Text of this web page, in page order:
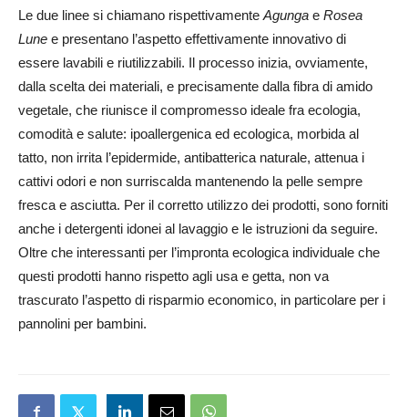
Le due linee si chiamano rispettivamente Agunga e Rosea
Lune e presentano l’aspetto effettivamente innovativo di
essere lavabili e riutilizzabili. Il processo inizia, ovviamente,
dalla scelta dei materiali, e precisamente dalla fibra di amido
vegetale, che riunisce il compromesso ideale fra ecologia,
comodità e salute: ipoallergenica ed ecologica, morbida al
tatto, non irrita l’epidermide, antibatterica naturale, attenua i
cattivi odori e non surriscalda mantenendo la pelle sempre
fresca e asciutta. Per il corretto utilizzo dei prodotti, sono forniti
anche i detergenti idonei al lavaggio e le istruzioni da seguire.
Oltre che interessanti per l’impronta ecologica individuale che
questi prodotti hanno rispetto agli usa e getta, non va
trascurato l’aspetto di risparmio economico, in particolare per i
pannolini per bambini.